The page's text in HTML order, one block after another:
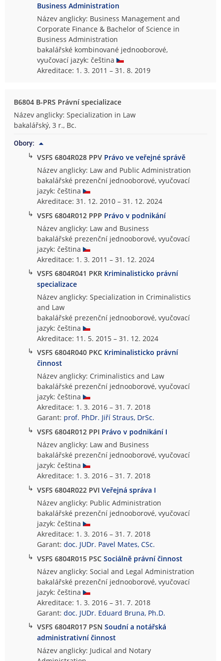
Business Administration
Název anglicky: Business Management and
Corporate Finance & Bachelor of Science in
Business Administration
bakalářské kombinované jednooborové,
vyučovací jazyk: čeština
Akreditace: 1. 3. 2011 – 31. 8. 2019
B6804 B-PRS Právní specializace
Název anglicky: Specialization in Law
bakalářský, 3 r., Bc.
Obory:
↳ VSFS 6804R028 PPV Právo ve veřejné správě
Název anglicky: Law and Public Administration
bakalářské prezenční jednooborové, vyučovací
jazyk: čeština
Akreditace: 31. 12. 2010 – 31. 12. 2024
↳ VSFS 6804R012 PPP Právo v podnikání
Název anglicky: Law and Business
bakalářské prezenční jednooborové, vyučovací
jazyk: čeština
Akreditace: 1. 3. 2011 – 31. 12. 2024
↳ VSFS 6804R041 PKR Kriminalisticko právní
specializace
Název anglicky: Specialization in Criminalistics
and Law
bakalářské prezenční jednooborové, vyučovací
jazyk: čeština
Akreditace: 11. 5. 2015 – 31. 12. 2024
↳ VSFS 6804R040 PKC Kriminalisticko právní
činnost
Název anglicky: Criminalistics and Law
bakalářské prezenční jednooborové, vyučovací
jazyk: čeština
Akreditace: 1. 3. 2016 – 31. 7. 2018
Garant: prof. PhDr. Jiří Straus, DrSc.
↳ VSFS 6804R012 PPI Právo v podnikání I
Název anglicky: Law and Business
bakalářské prezenční jednooborové, vyučovací
jazyk: čeština
Akreditace: 1. 3. 2016 – 31. 7. 2018
↳ VSFS 6804R022 PVIVeřejná správa I
Název anglicky: Public Administration
bakalářské prezenční jednooborové, vyučovací
jazyk: čeština
Akreditace: 1. 3. 2016 – 31. 7. 2018
Garant:doc. JUDr. Pavel Mates, CSc.
↳ VSFS 6804R015 PSCSociálně právní činnost
Název anglicky: Social and Legal Administration
bakalářské prezenční jednooborové, vyučovací
jazyk: čeština
Akreditace: 1. 3. 2016 – 31. 7. 2018
Garant:doc. JUDr. Eduard Bruna, Ph.D.
↳ VSFS 6804R017 PSNSoudní a notářská
administrativní činnost
Název anglicky: Judical and Notary